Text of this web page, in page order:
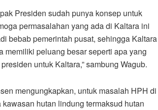
Presiden sudah punya konsep untuk
permasalahan yang ada di Kaltara ini
bebab pemerintah pusat, sehingga Kaltara
memiliki peluang besar seperti apa yang
untuk Kaltara,” sambung Wagub.
mengungkapkan, untuk masalah HPH di
hutan lindung termaksud hutan